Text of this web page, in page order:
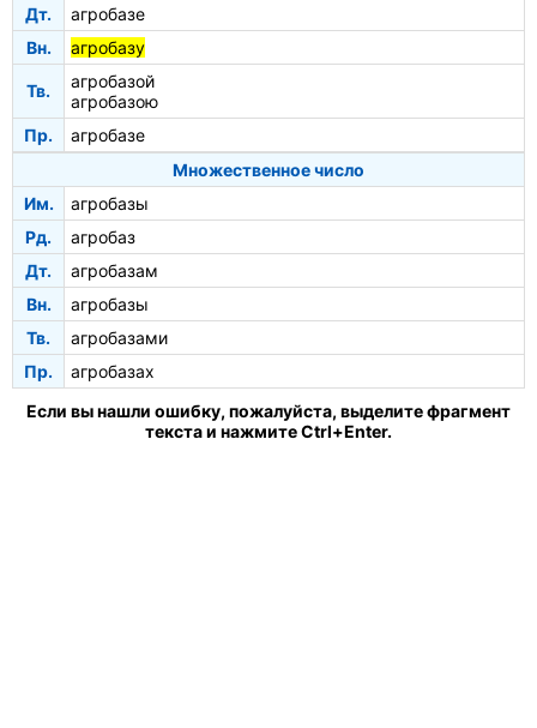
Дт.
агробазе
Вн.
агробазу
Тв.
агробазой
агробазою
Пр.
агробазе
Множественное число
Им.
агробазы
Рд.
агробаз
Дт.
агробазам
Вн.
агробазы
Тв.
агробазами
Пр.
агробазах
Если вы нашли ошибку, пожалуйста, выделите фрагмент
текста и нажмите Ctrl+Enter.